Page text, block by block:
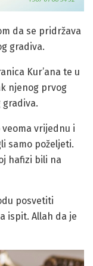
da se pridržava
gradiva.
Kur’ana te u
njenog prvog
veoma vrijednu i
samo poželjeti.
hafizi bili na
posvetiti
ispit. Allah da je